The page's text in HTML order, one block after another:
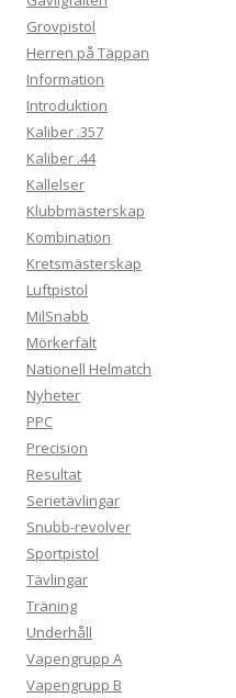
Grovpistol
Herren på Täppan
Information
Introduktion
Kaliber .357
Kaliber .44
Kallelser
Klubbmästerskap
Kombination
Kretsmästerskap
Luftpistol
MilSnabb
Mörkerfält
Nationell Helmatch
Nyheter
PPC
Precision
Resultat
Serietävlingar
Snubb-revolver
Sportpistol
Tävlingar
Träning
Underhåll
Vapengrupp A
Vapengrupp B